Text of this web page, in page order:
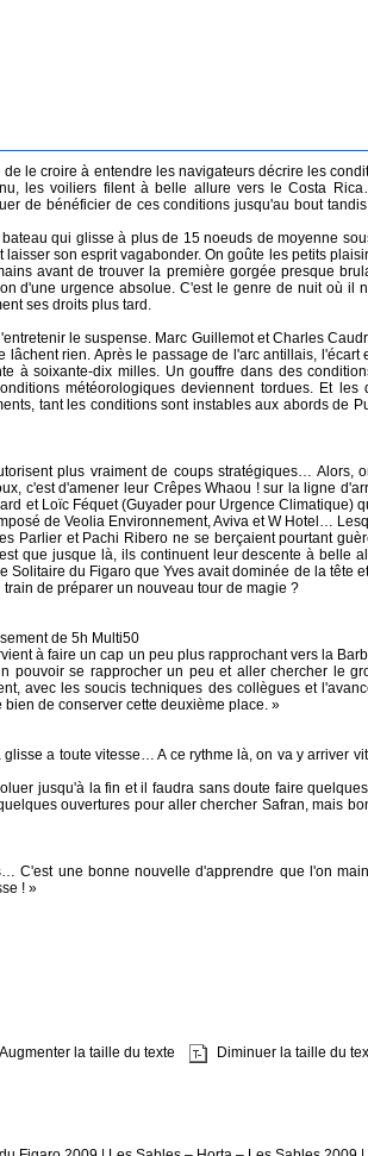
le croire à entendre les navigateurs décrire les
les voiliers filent à belle allure vers le Costa
de bénéficier de ces conditions jusqu'au bout
qui glisse à plus de 15 noeuds de moyenne
son esprit vagabonder. On goûte les petits
avant de trouver la première gorgée presque
d'une urgence absolue. C'est le genre de nuit où il
ses droits plus tard.
le suspense. Marc Guillemot et Charles
rien. Après le passage de l'arc antillais, l'écart
à soixante-dix milles. Un gouffre dans des
météorologiques deviennent tordues. Et les
tant les conditions sont instables aux abords de
plus vraiment de coups stratégiques… Alors,
c'est d'amener leur Crêpes Whaou ! sur la ligne
et Loïc Féquet (Guyader pour Urgence Climatique)
de Veolia Environnement, Aviva et W Hotel…
Parlier et Pachi Ribero ne se berçaient pourtant
que jusque là, ils continuent leur descente à belle
Solitaire du Figaro que Yves avait dominée de la tête
de préparer un nouveau tour de magie ?
de 5h Multi50
à faire un cap un peu plus rapprochant vers la
pouvoir se rapprocher un peu et aller chercher le
avec les soucis techniques des collègues et
de conserver cette deuxième place. »
a toute vitesse… A ce rythme là, on va y arriver
jusqu'à la fin et il faudra sans doute faire
ouvertures pour aller chercher Safran, mais
C'est une bonne nouvelle d'apprendre que l'on
! »
Augmenter la taille du texte Diminuer la taille du